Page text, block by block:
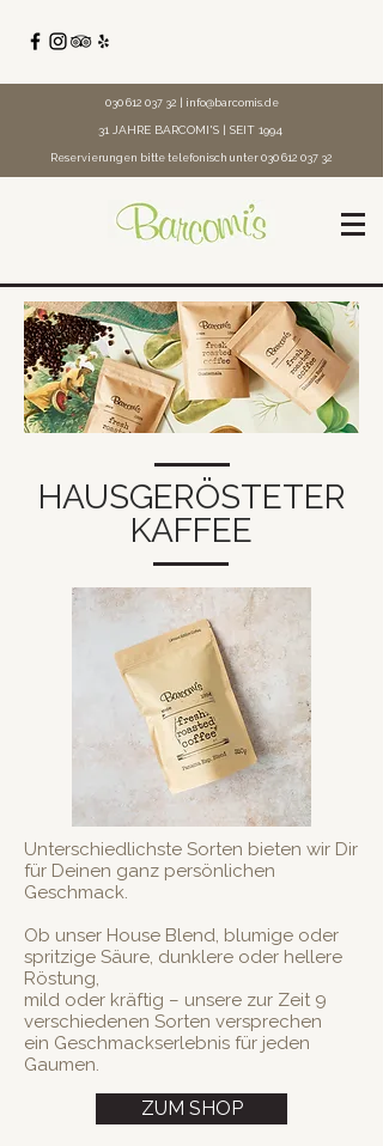
030 612 037 32 info@barcomis.de
31 JAHRE BARCOMI'S | SEIT 1994
Reservierungen bitte telefonisch unter 030 612 037 32
HAUSGERÖSTETER
KAFFEE
Unterschiedlichste Sorten bieten wir Dir
für Deinen ganz persönlichen
Geschmack.
Ob unser House Blend, blumige oder
spritzige Säure, dunklere oder hellere
Röstung,
mild oder kräftig – unsere zur Zeit 9
verschiedenen Sorten versprechen
ein Geschmackserlebnis für jeden
Gaumen.
ZUM SHOP